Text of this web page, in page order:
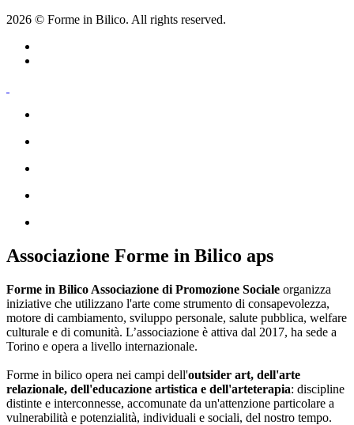
2026 © Forme in Bilico. All rights reserved.
Associazione Forme in Bilico aps
Forme in Bilico Associazione di Promozione Sociale organizza
iniziative che utilizzano l'arte come strumento di consapevolezza,
motore di cambiamento, sviluppo personale, salute pubblica, welfare
culturale e di comunità. L’associazione è attiva dal 2017, ha sede a
Torino e opera a livello internazionale.
Forme in bilico opera nei campi dell'outsider art, dell'arte
relazionale, dell'educazione artistica e dell'arteterapia: discipline
distinte e interconnesse, accomunate da un'attenzione particolare a
vulnerabilità e potenzialità, individuali e sociali, del nostro tempo.